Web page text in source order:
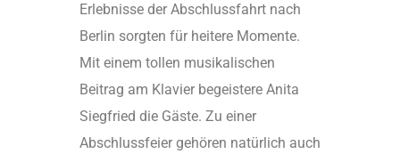
Erlebnisse der Abschlussfahrt nach
Berlin sorgten für heitere Momente.
Mit einem tollen musikalischen
Beitrag am Klavier begeistere Anita
Siegfried die Gäste. Zu einer
Abschlussfeier gehören natürlich auch